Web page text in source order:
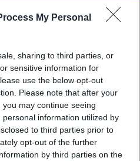
My Personal
sharing to third parties, or
sensitive information for
use the below opt-out
Please note that after your
may continue seeing
information utilized by
to third parties prior to
opt-out of the further
by third parties on the